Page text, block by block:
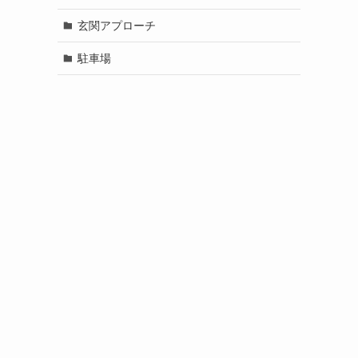
玄関アプローチ
駐車場